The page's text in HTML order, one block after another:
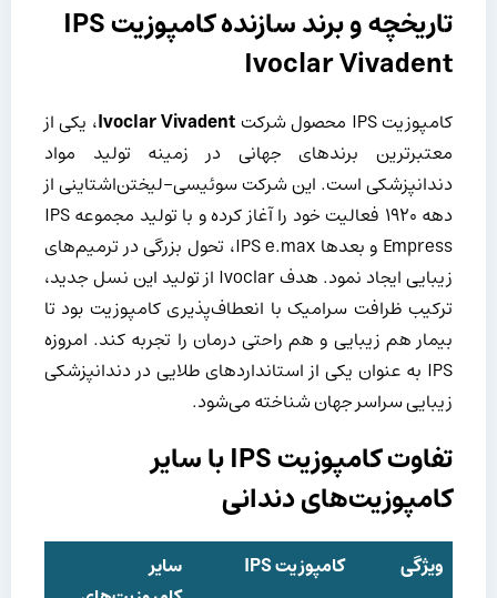
تاریخچه و برند سازنده کامپوزیت IPS
Ivoclar Vivadent
کامپوزیت IPS محصول شرکت Ivoclar Vivadent، یکی از
معتبرترین برندهای جهانی در زمینه تولید مواد
دندانپزشکی است. این شرکت سوئیسی-لیختن‌اشتاینی از
دهه ۱۹۲۰ فعالیت خود را آغاز کرده و با تولید مجموعه IPS
Empress و بعدها IPS e.max، تحول بزرگی در ترمیم‌های
زیبایی ایجاد نمود. هدف Ivoclar از تولید این نسل جدید،
ترکیب ظرافت سرامیک با انعطاف‌پذیری کامپوزیت بود تا
بیمار هم زیبایی و هم راحتی درمان را تجربه کند. امروزه
IPS به عنوان یکی از استانداردهای طلایی در دندانپزشکی
زیبایی سراسر جهان شناخته می‌شود.
تفاوت کامپوزیت IPS با سایر
کامپوزیت‌های دندانی
ویژگی کامپوزیت IPS
سایر